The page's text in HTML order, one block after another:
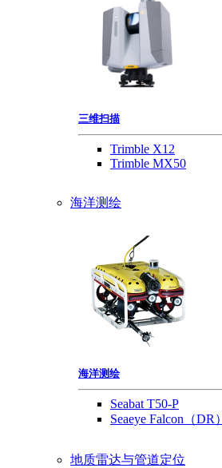
三维扫描
Trimble X12
Trimble MX50
海洋测绘
海洋测绘
Seabat T50-P
Seaeye Falcon（DR）
地质雷达与管道定位